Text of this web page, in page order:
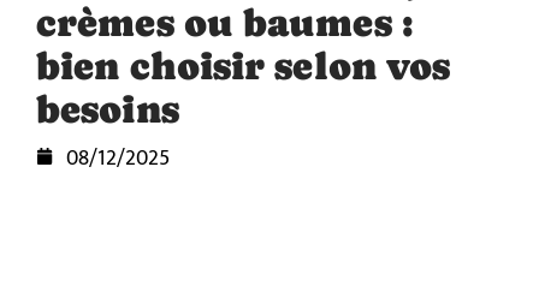
crèmes ou baumes :
bien choisir selon vos
besoins
08/12/2025